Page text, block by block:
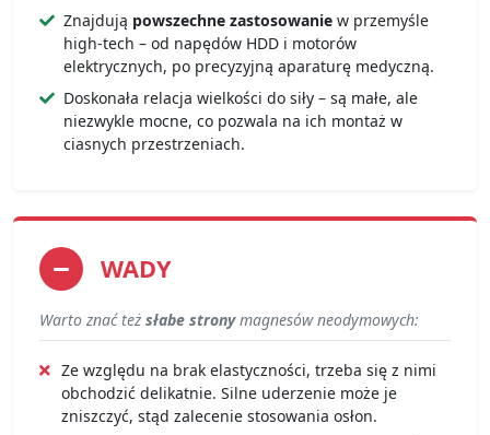
Znajdują powszechne zastosowanie w przemyśle
high-tech – od napędów HDD i motorów
elektrycznych, po precyzyjną aparaturę medyczną.
Doskonała relacja wielkości do siły – są małe, ale
niezwykle mocne, co pozwala na ich montaż w
ciasnych przestrzeniach.
WADY
Warto znać też słabe stronymagnesów neodymowych:
Ze względu na brak elastyczności, trzeba się z nimi
obchodzić delikatnie. Silne uderzenie może je
zniszczyć, stąd zalecenie stosowania osłon.